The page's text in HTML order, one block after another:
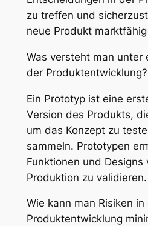
zu treffen und
neue Produkt
Was versteht man unter
der Produktentwicklung?
Ein Prototyp ist eine
Version des Produkts,
um das Konzept zu
sammeln. Prototypen
Funktionen und
Produktion zu validieren.
Wie kann man Risiken in
Produktentwicklung